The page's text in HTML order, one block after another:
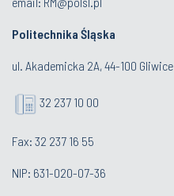
Politechnika Śląska
ul. Akademicka 2A, 44-100 Gliwice
32 237 10 00
Fax: 32 237 16 55
NIP: 631-020-07-36